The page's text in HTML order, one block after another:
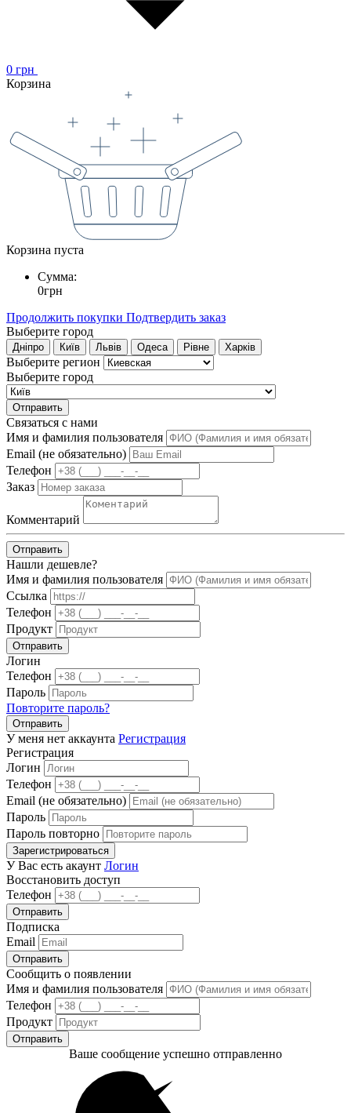
0 грн
Корзина
Корзина пуста
Сумма:
0грн
Продолжить покупки Подтвердить заказ
Выберите город
Дніпро Київ Львів Одеса Рівне Харків
Выберите регион
Выберите город
Отправить
Связаться с нами
Имя и фамилия пользователя
Email (не обязательно)
Телефон
Заказ
Комментарий
Отправить
Нашли дешевле?
Имя и фамилия пользователя
Ссылка
Телефон
Продукт
Отправить
Логин
Телефон
Пароль
Повторите пароль?
Отправить
У меня нет аккаунта Регистрация
Регистрация
Логин
Телефон
Email (не обязательно)
Пароль
Пароль повторно
Зарегистрироваться
У Вас есть акаунт Логин
Восстановить доступ
Телефон
Отправить
Подписка
Email
Отправить
Сообщить о появлении
Имя и фамилия пользователя
Телефон
Продукт
Отправить
Ваше сообщение успешно отправленно